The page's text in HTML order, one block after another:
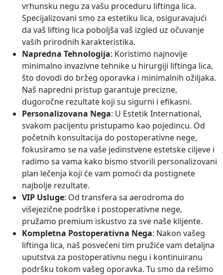
vrhunsku negu za vašu proceduru liftinga lica.
Specijalizovani smo za estetiku lica, osiguravajući
da vaš lifting lica poboljša vaš izgled uz očuvanje
vaših prirodnih karakteristika.
Napredna Tehnologija: Koristimo najnovije
minimalno invazivne tehnike u hirurgiji liftinga lica,
što dovodi do bržeg oporavka i minimalnih ožiljaka.
Naš napredni pristup garantuje precizne,
dugoročne rezultate koji su sigurni i efikasni.
Personalizovana Nega: U Estetik International,
svakom pacijentu pristupamo kao pojedincu. Od
početnih konsultacija do postoperativne nege,
fokusiramo se na vaše jedinstvene estetske ciljeve i
radimo sa vama kako bismo stvorili personalizovani
plan lečenja koji će vam pomoći da postignete
najbolje rezultate.
VIP Usluge: Od transfera sa aerodroma do
višejezične podrške i postoperativne nege,
pružamo premium iskustvo za sve naše klijente.
Kompletna Postoperativna Nega: Nakon vašeg
liftinga lica, naš posvećeni tim pružiće vam detaljna
uputstva za postoperativnu negu i kontinuiranu
podršku tokom vašeg oporavka. Tu smo da rešimo